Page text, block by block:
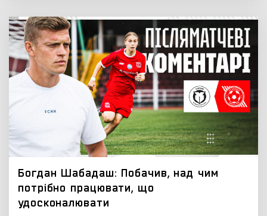
Богдан Шабадаш: Побачив, над чим
потрібно працювати, що
удосконалювати